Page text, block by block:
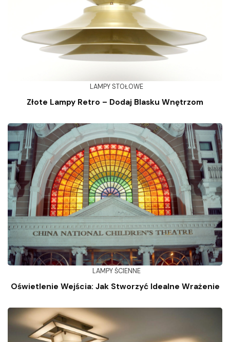
LAMPY STOŁOWE
Złote Lampy Retro – Dodaj Blasku Wnętrzom
LAMPY ŚCIENNE
Oświetlenie Wejścia: Jak Stworzyć Idealne Wrażenie